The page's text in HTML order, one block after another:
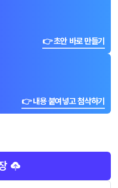
👉 초안 바로 만들기
👉 내용 붙여넣고 첨삭하기